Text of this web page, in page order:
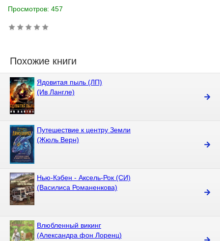
Просмотров: 457
Похожие книги
Ядовитая пыль (ЛП)
(Ив Лангле)
Путешествие к центру Земли
(Жюль Верн)
Нью-Кэбен - Аксель-Рок (СИ)
(Василиса Романенкова)
Влюбленный викинг
(Александра фон Лоренц)